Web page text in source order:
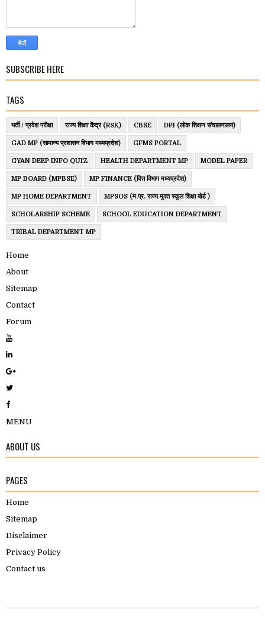
SUBSCRIBE HERE
TAGS
भर्ती / प्रवेश परीक्षा राज्य शिक्षा केंद्र (RSK) CBSE DPI (लोक शिक्षण संचालनालय)
GAD MP (सामान्य प्रशासन विभाग मध्यप्रदेश) GFMS PORTAL
GYAN DEEP INFO QUIZ HEALTH DEPARTMENT MP MODEL PAPER
MP BOARD (MPBSE) MP FINANCE (वित्त विभाग मध्यप्रदेश)
MP HOME DEPARTMENT MPSOS (म.प्र. राज्य मुक्त स्कूल शिक्षा बोर्ड )
SCHOLARSHIP SCHEME SCHOOL EDUCATION DEPARTMENT
TRIBAL DEPARTMENT MP
Home
About
Sitemap
Contact
Forum
MENU
ABOUT US
PAGES
Home
Sitemap
Disclaimer
Privacy Policy
Contact us